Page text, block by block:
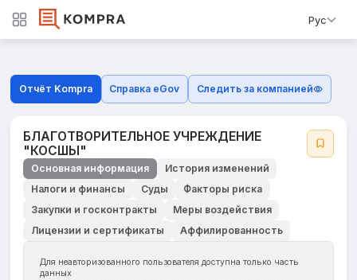
Рус
Отчёт Kompra Справка eGov Следить за компанией
БЛАГОТВОРИТЕЛЬНОЕ УЧРЕЖДЕНИЕ
"КОСШЫ"
Основная информация
История изменений
Налоги и финансы
Суды
Факторы риска
Закупки и госконтракты
Меры воздействия
Лицензии и сертификаты
Аффилированность
Для неавторизованного пользователя доступна только часть
данных